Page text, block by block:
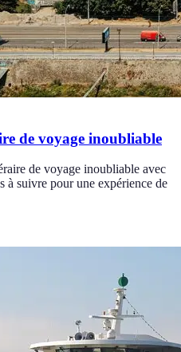
de voyage inoubliable
de voyage inoubliable avec
à suivre pour une expérience de